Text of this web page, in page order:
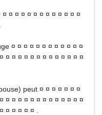
¤ ¤ ¤ ¤ ¤ ¤ ¤ ¤ ¤ ¤ ¤ ¤
¤ ¤ ¤ ¤ ¤ ¤ ¤ ¤ ¤ ¤ ¤ ¤
¤ ¤ ¤ ¤ ¤ ¤ ¤ ¤ ¤ ¤ ¤ ¤ ¤
peut ¤ ¤ ¤ ¤ ¤ ¤ ¤
¤ ¤ ¤ ¤ ¤ ¤ ¤ ¤ ¤ ¤ ¤ ¤ ¤
¤ ¤ ¤ ¤ ¤ .